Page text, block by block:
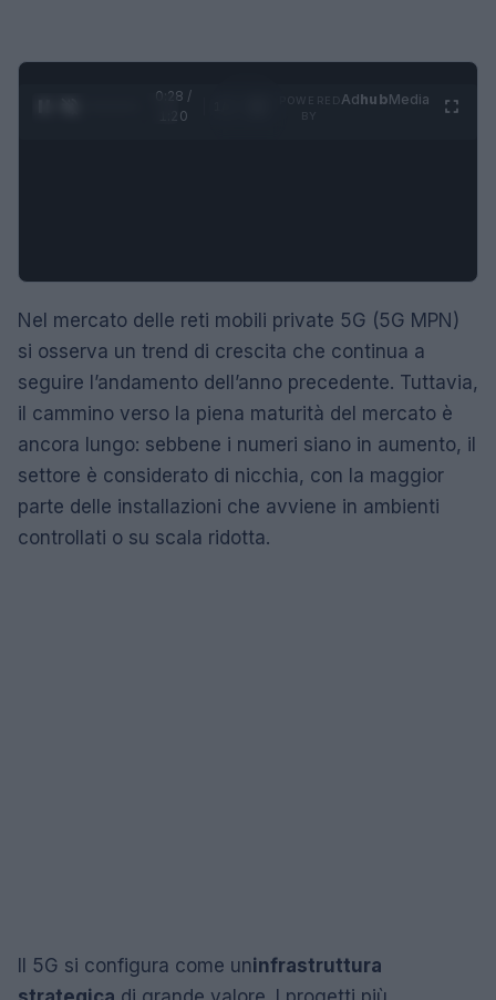
0:29 /
1:20
AdhubMedia
Nel mercato delle reti mobili private 5G (5G MPN)
si osserva un trend di crescita che continua a
seguire l’andamento dell’anno precedente. Tuttavia,
il cammino verso la piena maturità del mercato è
ancora lungo: sebbene i numeri siano in aumento, il
settore è considerato di nicchia, con la maggior
parte delle installazioni che avviene in ambienti
controllati o su scala ridotta.
Il 5G si configura come uninfrastruttura